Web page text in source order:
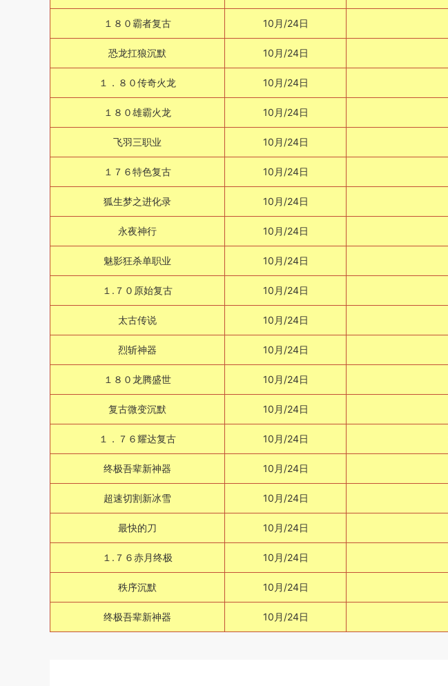
１８０霸者复古 10月/24日
恐龙扛狼沉默 10月/24日
１．８０传奇火龙 10月/24日
１８０雄霸火龙 10月/24日
飞羽三职业 10月/24日
１７６特色复古 10月/24日
狐生梦之进化录 10月/24日
永夜神行 10月/24日
魅影狂杀单职业 10月/24日
１.７０原始复古 10月/24日
太古传说 10月/24日
烈斩神器 10月/24日
１８０龙腾盛世 10月/24日
复古微变沉默 10月/24日
１．７６耀达复古 10月/24日
终极吾辈新神器 10月/24日
超速切割新冰雪 10月/24日
最快的刀 10月/24日
１.７６赤月终极 10月/24日
秩序沉默 10月/24日
终极吾辈新神器 10月/24日